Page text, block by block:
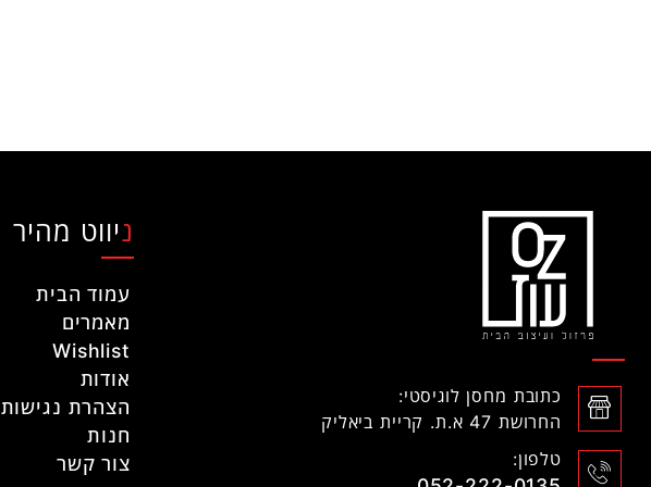
כתובת מחסן לוגיסטי:
החרושת 47 א.ת. קריית ביאליק
טלפון:
ניווט מהיר
עמוד הבית
מאמרים
Wishlist
אודות
הצהרת נגישות
חנות
צור קשר